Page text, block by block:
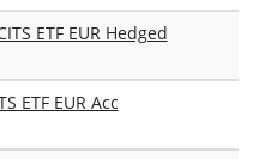
ETF EUR Hedged
ETF EUR Acc